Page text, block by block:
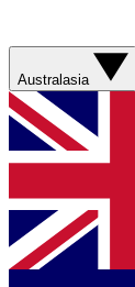
Australasia